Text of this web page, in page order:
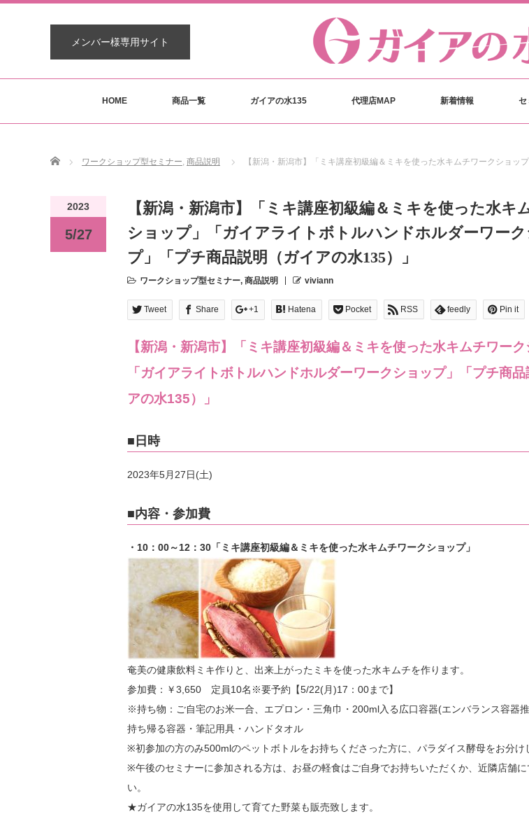
メンバー様専用サイト
HOME 商品一覧 ガイアの水135 代理店MAP 新着情報 セ
Home ワークショップ型セミナー, 商品説明 【新潟・新潟市】「ミキ講座初級編＆ミキを使った水キムチワークショ
2023
5/27
【新潟・新潟市】「ミキ講座初級編＆ミキを使った水キ
ショップ」「ガイアライトボトルハンドホルダーワーク
プ」「プチ商品説明（ガイアの水135）」
ワークショップ型セミナー, 商品説明 viviann
Tweet Share +1 Hatena Pocket RSS feedly Pin it
【新潟・新潟市】「ミキ講座初級編＆ミキを使った水キムチワーク
「ガイアライトボトルハンドホルダーワークショップ」「プチ商
アの水135）」
■日時
2023年5月27日(土)
■内容・参加費
・10：00～12：30「ミキ講座初級編＆ミキを使った水キムチワークショップ」
奄美の健康飲料ミキ作りと、出来上がったミキを使った水キムチを作ります。
参加費：￥3,650 定員10名※要予約【5/22(月)17：00まで】
※持ち物：ご自宅のお米一合、エプロン・三角巾・200ml入る広口容器(エンバランス容器
持ち帰る容器・筆記用具・ハンドタオル
※初参加の方のみ500mlのペットボトルをお持ちくださった方に、パラダイス酵母をお分け
※午後のセミナーに参加される方は、お昼の軽食はご自身でお持ちいただくか、近隣店舗に
い。
★ガイアの水135を使用して育てた野菜も販売致します。